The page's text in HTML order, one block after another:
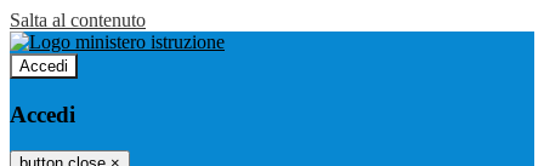
Salta al contenuto
Accedi
Accedi